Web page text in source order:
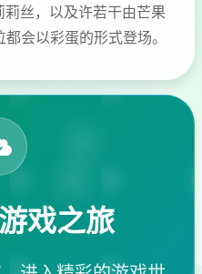
丝，以及许若干由芒果
会以彩蛋的形式登场。
戏之旅